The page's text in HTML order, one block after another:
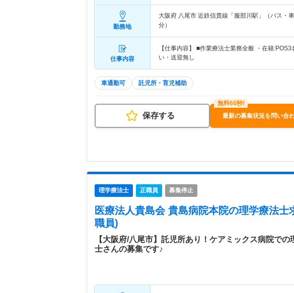
勤務地
大阪府 八尾市 近鉄信貴線「服部川駅」（バス・
分）
仕事内容
【仕事内容】 ■作業療法士業務全般 ・在籍
い・送迎無し
車通勤可 託児所・育児補助
保存する 最新の募集状況を問い合
理学療法士 正職員 募集停止
医療法人貴島会 貴島病院本院の理学療法士
職員)
【大阪府/八尾市】託児所あり！ケアミックス病院での
士さんの募集です♪